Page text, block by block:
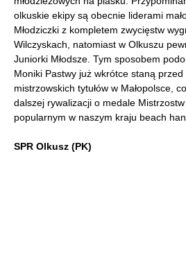
olkuskie ekipy są obecnie liderami
Młodziczki z kompletem zwycięstw
Wilczyskach, natomiast w Olkuszu
Juniorki Młodsze. Tym sposobem
Moniki Pastwy już wkrótce staną
mistrzowskich tytułów w Małopolsce,
dalszej rywalizacji o medale
popularnym w naszym kraju beach
SPR Olkusz (PK)